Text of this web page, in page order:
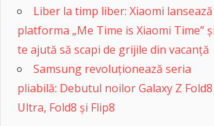
Liber la timp liber: Xiaomi lansează
platforma „Me Time is Xiaomi Time” și
te ajută să scapi de grijile din vacanță
Samsung revoluționează seria
pliabilă: Debutul noilor Galaxy Z Fold8
Ultra, Fold8 și Flip8